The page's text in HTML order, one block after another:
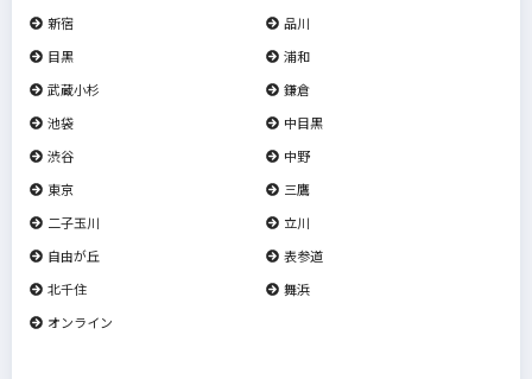
新宿
品川
目黒
浦和
武蔵小杉
鎌倉
池袋
中目黒
渋谷
中野
東京
三鷹
二子玉川
立川
自由が丘
表参道
北千住
舞浜
オンライン